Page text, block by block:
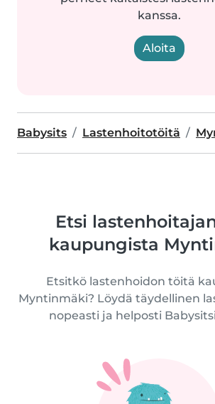
kanssa.
Aloita
Babysits Lastenhoitotöitä
Etsi
kaupungista
Etsitkö lastenhoidon töitä
Myntinmäki? Löydä täydellinen
nopeasti ja helposti